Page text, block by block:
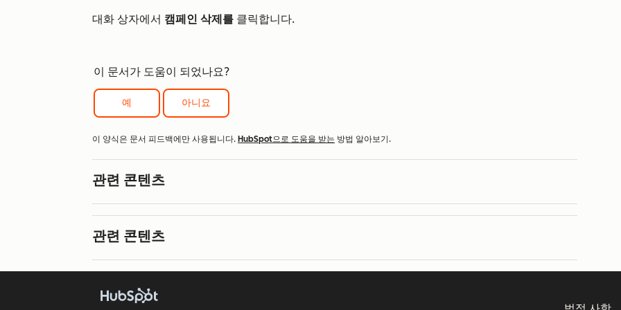
대화 상자에서 캠페인 삭제를 클릭합니다.
이 문서가 도움이 되었나요?
예 아니요
이 양식은 문서 피드백에만 사용됩니다. HubSpot으로 도움을 받는 방법 알아보기.
관련 콘텐츠
관련 콘텐츠